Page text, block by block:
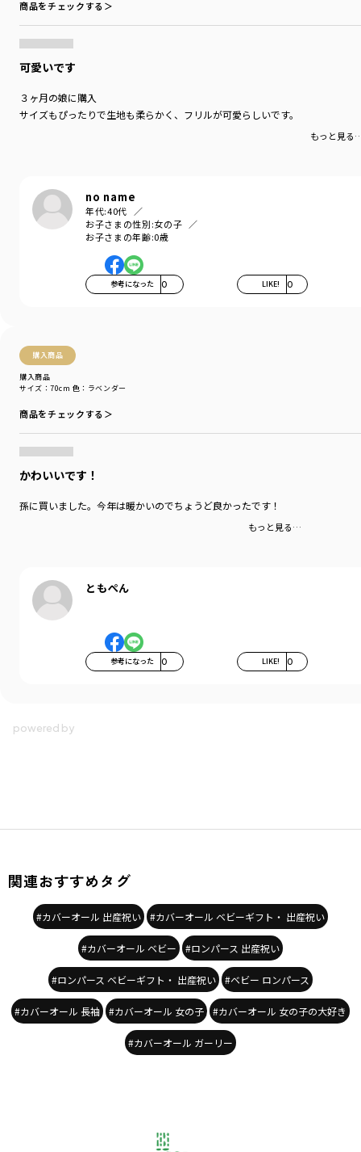
商品をチェックする＞
可愛いです
３ヶ月の娘に購入
サイズもぴったりで生地も柔らかく、フリルが可愛らしいです。
もっと見る
no name
年代:40代
お子さまの性別:女の子
お子さまの年齢:0歳
参考になった 0 LIKE! 0
購入商品
購入商品
サイズ：70cm 色：ラベンダー
商品をチェックする＞
かわいいです！
孫に買いました。今年は暖かいのでちょうど良かったです！
もっと見る…
ともぺん
参考になった 0 LIKE! 0
関連おすすめタグ
#カバーオール 出産祝い #カバーオール ベビーギフト・ 出産祝い
#カバーオール ベビー #ロンパース 出産祝い
#ロンパース ベビーギフト・ 出産祝い #ベビー ロンパース
#カバーオール 長袖 #カバーオール 女の子 #カバーオール 女の子の大好き
#カバーオール ガーリー